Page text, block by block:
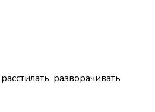
разворачивать